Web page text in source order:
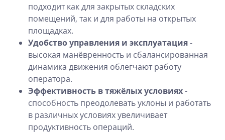
подходит как для закрытых складских
помещений, так и для работы на открытых
площадках.
Удобство управления и эксплуатация-
высокая манёвренность и сбалансированная
динамика движения облегчают работу
оператора.
Эффективность в тяжёлых условиях-
способность преодолевать уклоны и работать
в различных условиях увеличивает
продуктивность операций.